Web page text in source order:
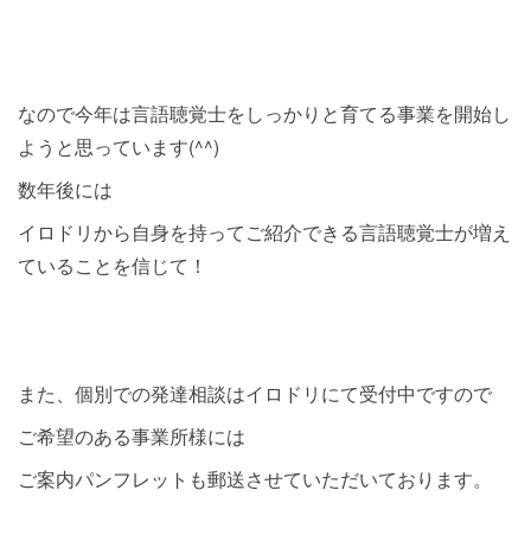
なので今年は言語聴覚士をしっかりと育てる事業を開始し
ようと思っています(^^)
数年後には
イロドリから自身を持ってご紹介できる言語聴覚士が増え
ていることを信じて！
また、個別での発達相談はイロドリにて受付中ですので
ご希望のある事業所様には
ご案内パンフレットも郵送させていただいております。